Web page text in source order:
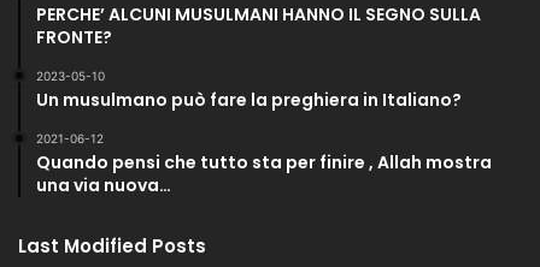
PERCHE’ ALCUNI MUSULMANI HANNO IL SEGNO SULLA
FRONTE?
2023-05-10
Un musulmano può fare la preghiera in Italiano?
2021-06-12
Quando pensi che tutto sta per finire , Allah mostra
una via nuova…
Last Modified Posts